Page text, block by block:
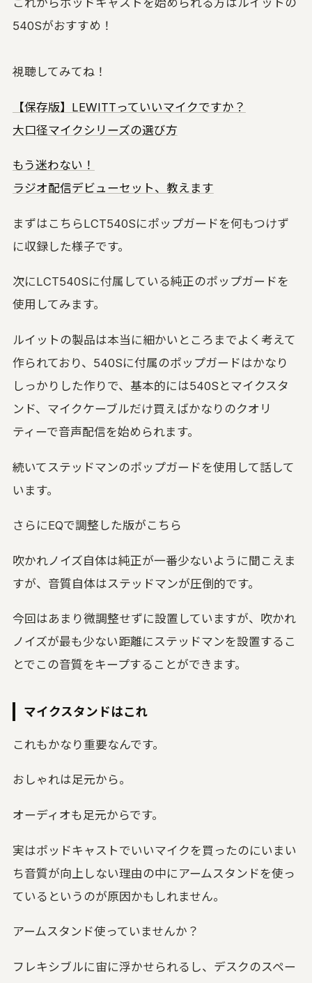
これからポッドキャストを始められる方はルイットの
540Sがおすすめ！
視聴してみてね！
【保存版】LEWITTっていいマイクですか？
大口径マイクシリーズの選び方
もう迷わない！
ラジオ配信デビューセット、教えます
まずはこちらLCT540Sにポップガードを何もつけず
に収録した様子です。
次にLCT540Sに付属している純正のポップガードを
使用してみます。
ルイットの製品は本当に細かいところまでよく考えて
作られており、540Sに付属のポップガードはかなり
しっかりした作りで、基本的には540Sとマイクスタ
ンド、マイクケーブルだけ買えばかなりのクオリ
ティーで音声配信を始められます。
続いてステッドマンのポップガードを使用して話して
います。
さらにEQで調整した版がこちら
吹かれノイズ自体は純正が一番少ないように聞こえま
すが、音質自体はステッドマンが圧倒的です。
今回はあまり微調整せずに設置していますが、吹かれ
ノイズが最も少ない距離にステッドマンを設置するこ
とでこの音質をキープすることができます。
マイクスタンドはこれ
これもかなり重要なんです。
おしゃれは足元から。
オーディオも足元からです。
実はポッドキャストでいいマイクを買ったのにいまい
ち音質が向上しない理由の中にアームスタンドを使っ
ているというのが原因かもしれません。
アームスタンド使っていませんか？
フレキシブルに宙に浮かせられるし、デスクのスペー